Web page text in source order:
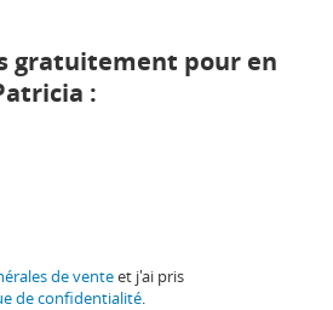
gratuitement pour en
:
de venteet j'ai pris
de confidentialité.